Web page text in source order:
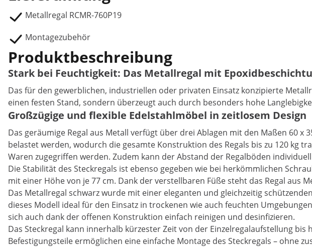
Metallregal RCMR-760P19
Montagezubehör
Produktbeschreibung
Stark bei Feuchtigkeit: Das Metallregal mit
Das für den gewerblichen, industriellen oder privaten Einsatz konzipierte
einen festen Stand, sondern überzeugt auch durch besonders hohe
Großzügige und flexible Edelstahlmöbel in zeitlosem Design
Das geräumige Regal aus Metall verfügt über drei Ablagen mit den Maßen 60
belastet werden, wodurch die gesamte Konstruktion des Regals bis zu 120 kg
Waren zugegriffen werden. Zudem kann der Abstand der Regalböden
Die Stabilität des Steckregals ist ebenso gegeben wie bei herkömmlichen
mit einer Höhe von je 77 cm. Dank der verstellbaren Füße steht das Regal aus
Das Metallregal schwarz wurde mit einer eleganten und gleichzeitig
dieses Modell ideal für den Einsatz in trockenen wie auch feuchten
sich auch dank der offenen Konstruktion einfach reinigen und desinfizieren.
Das Steckregal kann innerhalb kürzester Zeit von der Einzelregalaufstellung
Befestigungsteile ermöglichen eine einfache Montage des Steckregals – ohne